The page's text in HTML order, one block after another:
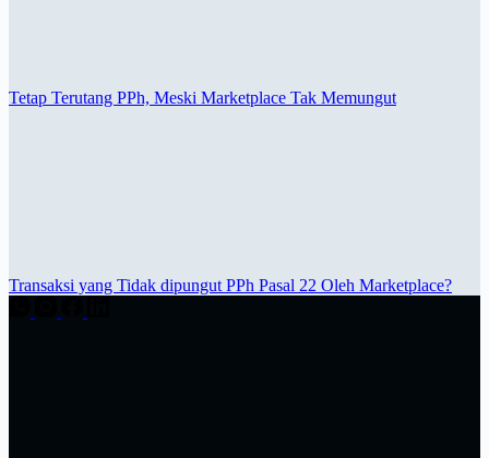
Tetap Terutang PPh, Meski Marketplace Tak Memungut
Transaksi yang Tidak dipungut PPh Pasal 22 Oleh Marketplace?